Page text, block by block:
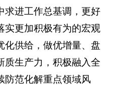
求进工作总基调，更好
实更加积极有为的宏观
化供给，做优增量、盘
质生产力，积极融入全
防范化解重点领域风